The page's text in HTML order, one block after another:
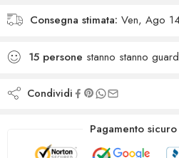
Consegna stimata: Ven, Ago
15 persone stanno stanno
Condividi
Pagamento